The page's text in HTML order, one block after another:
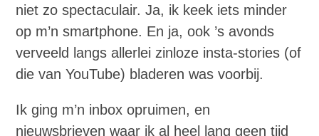
niet zo spectaculair. Ja, ik keek iets minder
op m’n smartphone. En ja, ook ’s avonds
verveeld langs allerlei zinloze insta-stories (of
die van YouTube) bladeren was voorbij.
Ik ging m’n inbox opruimen, en
nieuwsbrieven waar ik al heel lang geen tijd